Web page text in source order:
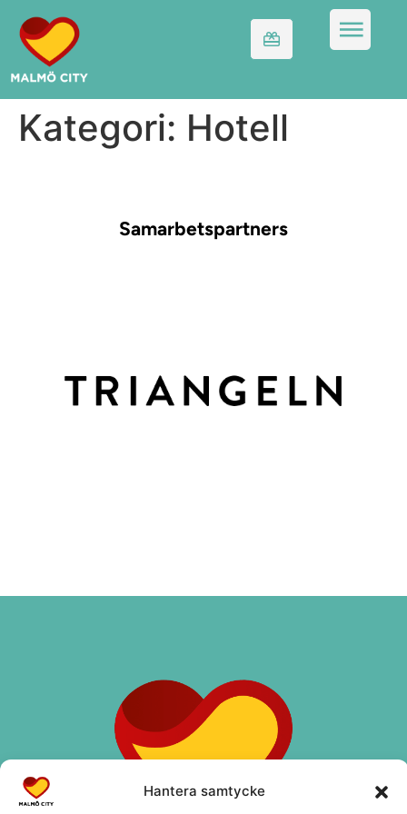
Hantera samtycke
Kategori: Hotell
Samarbetspartners